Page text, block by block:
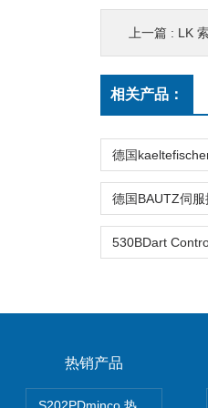
上一篇 : LK
相关产品：
热销产品